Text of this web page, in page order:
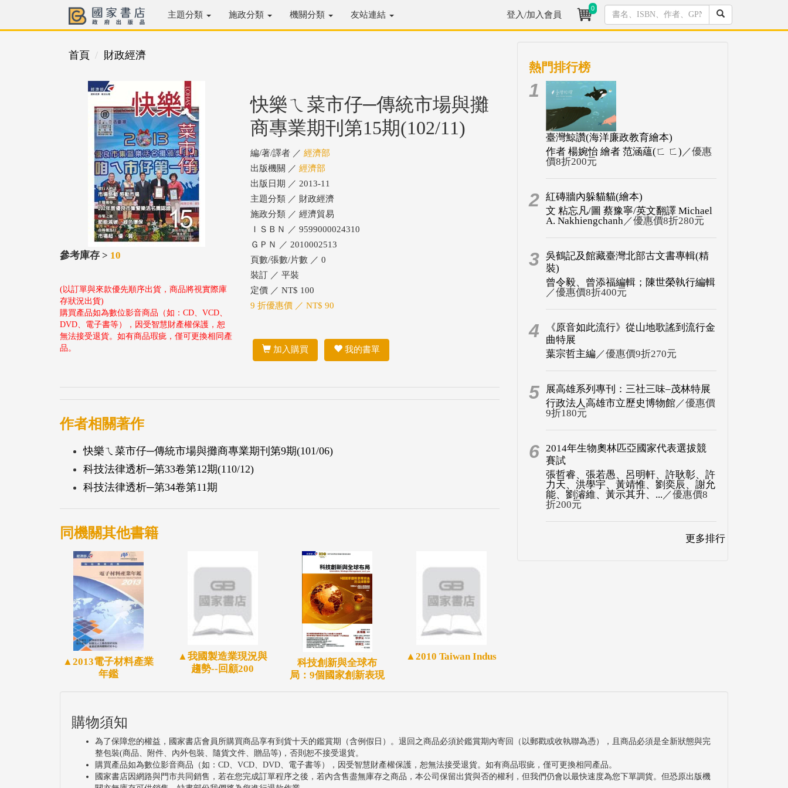
主題分類 施政分類 機關分類 友站連結 登入/加入會員
0
首頁 財政經濟
參考庫存 > 10
(以訂單與來款優先順序出貨，商品將視實際庫
存狀況出貨)
購買產品如為數位影音商品（如：CD、VCD、
DVD、電子書等），因受智慧財產權保護，恕
無法接受退貨。如有商品瑕疵，僅可更換相同產
品。
快樂ㄟ菜市仔─傳統市場與攤
商專業期刊第15期(102/11)
編/著/譯者 ／ 經濟部
出版機關 ／ 經濟部
出版日期 ／ 2013-11
主題分類 ／ 財政經濟
施政分類 ／ 經濟貿易
ＩＳＢＮ ／ 9599000024310
ＧＰＮ ／ 2010002513
頁數/張數/片數 ／ 0
裝訂 ／ 平裝
定價 ／ NT$ 100
9 折優惠價 ／ NT$ 90
加入購買 我的書單
作者相關著作
快樂ㄟ菜市仔─傳統市場與攤商專業期刊第9期(101/06)
科技法律透析─第33卷第12期(110/12)
科技法律透析─第34卷第11期
同機關其他書籍
▲2013電子材料產業
年鑑
▲我國製造業現況與
趨勢--回顧200
科技創新與全球布
局：9個國家創新表現
▲2010 Taiwan Indus
熱門排行榜
1
臺灣鯨讚(海洋廉政教育繪本)
作者 楊婉怡 繪者 范涵蘊(ㄈ ㄈ) ／優惠
價8折200元
2 紅磚牆內躲貓貓(繪本)
文 粘忘凡/圖 蔡豫寧/英文翻譯 Michael
A. Nakhiengchanh／優惠價8折280元
3 吳鶴記及館藏臺灣北部古文書專輯(精
裝)
曾令毅、曾添福編輯；陳世榮執行編輯
／優惠價8折400元
4
《原音如此流行》從山地歌謠到流行金
曲特展
葉宗哲主編 ／優惠價9折270元
5
展高雄系列專刊：三社三味–茂林特展
行政法人高雄市立歷史博物館／優惠價
9折180元
6 2014年生物奧林匹亞國家代表選拔競
賽試
張哲睿、張若愚、呂明軒、許耿彰、許
力天、洪學宇、黃靖惟、劉奕辰、謝允
能、劉濬維、黃示其升、... ／優惠價8
折200元
更多排行
購物須知
為了保障您的權益，國家書店會員所購買商品享有到貨十天的鑑賞期（含例假日）。退回之商品必須於鑑賞期內寄回（以郵戳或收執聯為憑），且商品必須是全新狀態與完
整包裝(商品、附件、內外包裝、隨貨文件、贈品等)，否則恕不接受退貨。
購買產品如為數位影音商品（如：CD、VCD、DVD、電子書等），因受智慧財產權保護，恕無法接受退貨。如有商品瑕疵，僅可更換相同產品。
國家書店因網路與門市共同銷售，若在您完成訂單程序之後，若內含售盡無庫存之商品，本公司保留出貨與否的權利，但我們仍會以最快速度為您下單調貨。但恐原出版機